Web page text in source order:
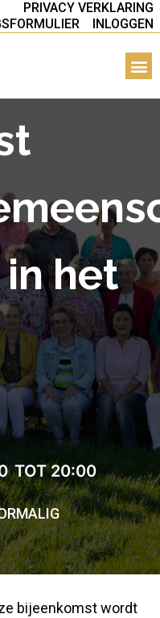
PRIVACY VERKLARING
INLOGGEN
het
TOT 20:00
bijeenkomst wordt